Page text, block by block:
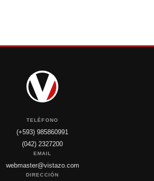
TELÉFONO
(+593) 985860991
(042) 2327200
EMAIL
webmaster@vistazo.com
DIRECCIÓN